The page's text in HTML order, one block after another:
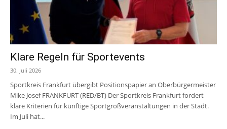
Klare Regeln für Sportevents
30. Juli 2026
Sportkreis Frankfurt übergibt Positionspapier an Oberbürgermeister
Mike Josef FRANKFURT (RED/BT) Der Sportkreis Frankfurt fordert
klare Kriterien für künftige Sportgroßveranstaltungen in der Stadt.
Im Juli hat...